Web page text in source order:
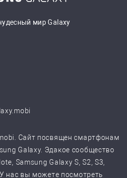
мир Galaxy
Сайт посвящен смартфонам
Galaxy. Эдакое сообщество
Samsung Galaxy S, S2, S3,
нас вы можете посмотреть